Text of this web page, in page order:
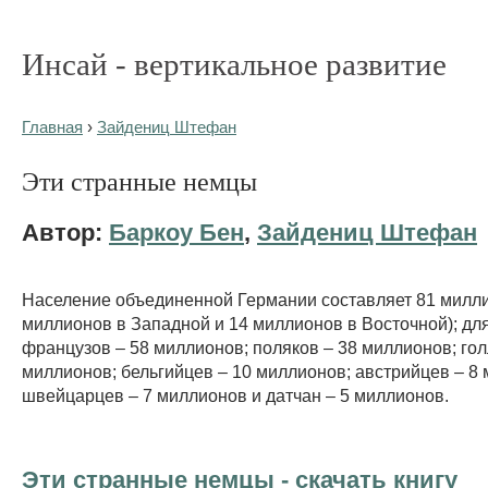
Инсай - вертикальное развитие
Главная › Зайдениц Штефан
Эти странные немцы
Автор: Баркоу Бен, Зайдениц Штефан
Население объединенной Германии составляет 81
миллионов в Западной и 14 миллионов в Восточной);
французов – 58 миллионов; поляков – 38 миллионов;
миллионов; бельгийцев – 10 миллионов; австрийцев – 8
швейцарцев – 7 миллионов и датчан – 5 миллионов.
Эти странные немцы - cкачать книгу